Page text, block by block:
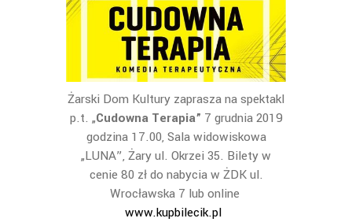
Żarski Dom Kultury zaprasza na spektakl
p.t. „Cudowna Terapia” 7 grudnia 2019
godzina 17.00, Sala widowiskowa
„LUNA”, Żary ul. Okrzei 35. Bilety w
cenie 80 zł do nabycia w ŻDK ul.
Wrocławska 7 lub online
www.kupbilecik.pl